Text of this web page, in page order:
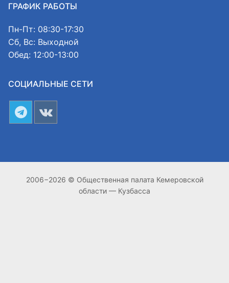
ГРАФИК РАБОТЫ
Пн-Пт: 08:30-17:30
Сб, Вс: Выходной
Обед: 12:00-13:00
СОЦИАЛЬНЫЕ СЕТИ
2006−2026 © Общественная палата Кемеровской
области — Кузбасса